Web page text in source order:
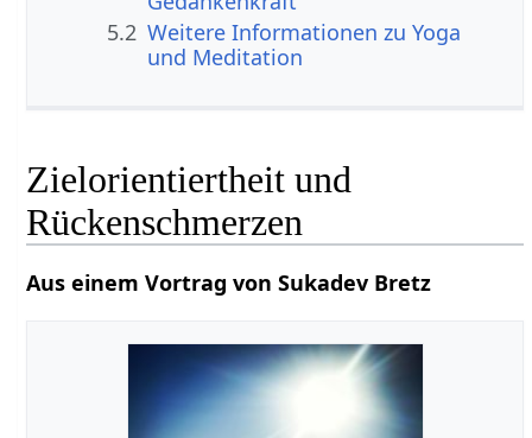
5.2 Weitere Informationen zu Yoga
und Meditation
Zielorientiertheit und
Rückenschmerzen
Aus einem Vortrag von Sukadev Bretz